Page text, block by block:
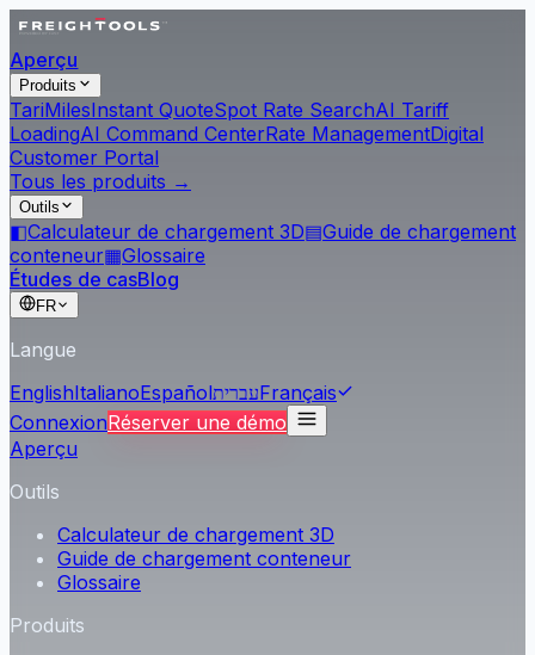
Aperçu
Produits
TariMilesInstant QuoteSpot Rate SearchAI Tariff
LoadingAI Command CenterRate ManagementDigital
Customer Portal
Tous les produits →
Outils
◧Calculateur de chargement 3D▤Guide de chargement
conteneur▦Glossaire
Études de casBlog
FR
Langue
EnglishItalianoEspañolעבריתFrançais
ConnexionRéserver une démo
Aperçu
Outils
Calculateur de chargement 3D
Guide de chargement conteneur
Glossaire
Produits